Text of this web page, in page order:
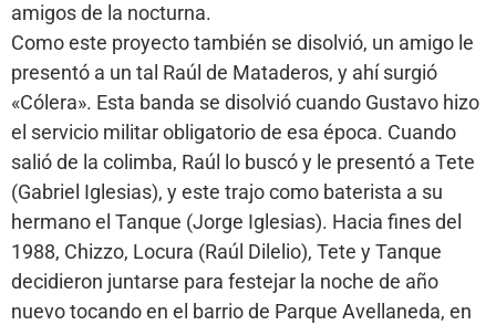
amigos de la nocturna.
Como este proyecto también se disolvió, un amigo le
presentó a un tal Raúl de Mataderos, y ahí surgió
«Cólera». Esta banda se disolvió cuando Gustavo hizo
el servicio militar obligatorio de esa época. Cuando
salió de la colimba, Raúl lo buscó y le presentó a Tete
(Gabriel Iglesias), y este trajo como baterista a su
hermano el Tanque (Jorge Iglesias). Hacia fines del
1988, Chizzo, Locura (Raúl Dilelio), Tete y Tanque
decidieron juntarse para festejar la noche de año
nuevo tocando en el barrio de Parque Avellaneda, en